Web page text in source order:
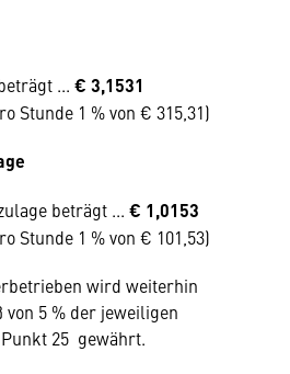
... € 3,1531
Stunde 1 % von € 315,31)
beträgt ... € 1,0153
Stunde 1 % von € 101,53)
wird weiterhin
5 % der jeweiligen
25 gewährt.